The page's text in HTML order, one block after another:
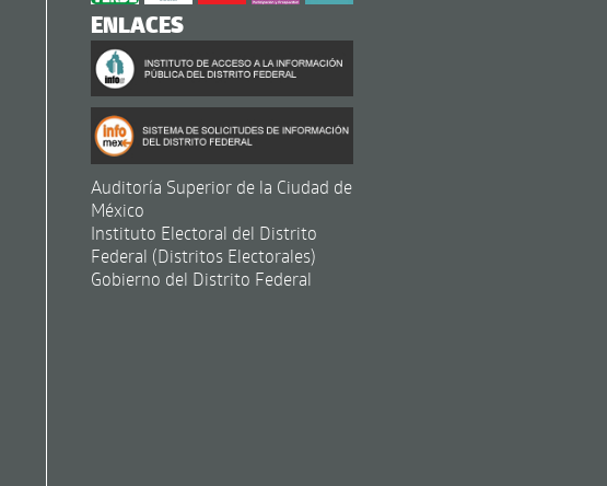
ENLACES
Auditoría Superior de la Ciudad de
México
Instituto Electoral del Distrito
Federal (Distritos Electorales)
Gobierno del Distrito Federal